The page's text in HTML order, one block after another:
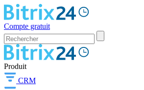
Compte gratuit
Produit
CRM